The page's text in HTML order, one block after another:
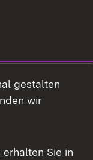
gestalten
wir
Sie in